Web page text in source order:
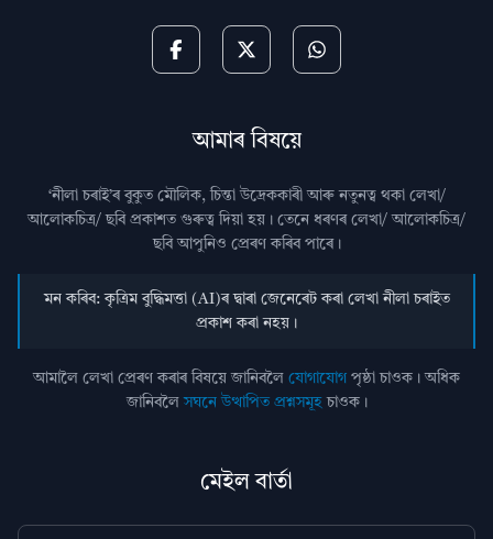
আমাৰ বিষয়ে
‘নীলা চৰাই’ৰ বুকুত মৌলিক, চিন্তা উদ্রেককাৰী আৰু নতুনত্ব থকা লেখা/
আলোকচিত্ৰ/ ছবি প্রকাশত গুৰুত্ব দিয়া হয়। তেনে ধৰণৰ লেখা/ আলোকচিত্ৰ/
ছবি আপুনিও প্রেৰণ কৰিব পাৰে।
মন কৰিব: কৃত্ৰিম বুদ্ধিমত্তা (AI)ৰ দ্বাৰা জেনেৰেট কৰা লেখা নীলা চৰাইত
প্ৰকাশ কৰা নহয়।
আমালৈ লেখা প্ৰেৰণ কৰাৰ বিষয়ে জানিবলৈ যোগাযোগ পৃষ্ঠা চাওক। অধিক
জানিবলৈসঘনে উত্থাপিত প্ৰশ্নসমূহচাওক।
মেইল বাৰ্তা